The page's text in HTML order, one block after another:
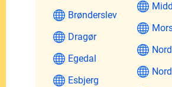
Brønderslev
Dragør
Egedal
Esbjerg